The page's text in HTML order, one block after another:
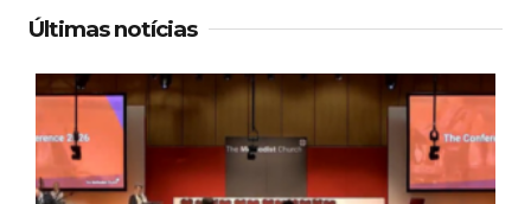
Últimas notícias